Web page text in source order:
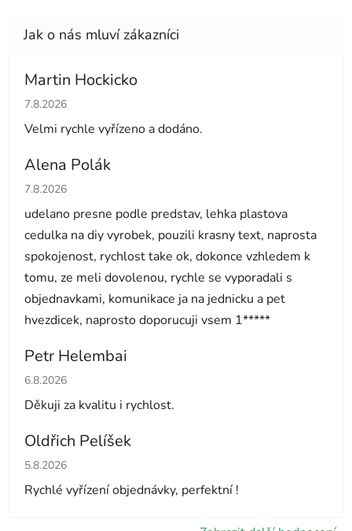
Martin Hockicko
Hodnocení obchodu je 5 z 5 hvězdiček.
7.8.2026
Velmi rychle vyřízeno a dodáno.
Alena Polák
Hodnocení obchodu je 5 z 5 hvězdiček.
7.8.2026
udelano presne podle predstav, lehka plastova
cedulka na diy vyrobek, pouzili krasny text, naprosta
spokojenost, rychlost take ok, dokonce vzhledem k
tomu, ze meli dovolenou, rychle se vyporadali s
objednavkami, komunikace ja na jednicku a pet
hvezdicek, naprosto doporucuji vsem 1*****
Petr Helembai
Hodnocení obchodu je 5 z 5 hvězdiček.
6.8.2026
Děkuji za kvalitu i rychlost.
Oldřich Pelíšek
Hodnocení obchodu je 5 z 5 hvězdiček.
5.8.2026
Rychlé vyřízení objednávky, perfektní !